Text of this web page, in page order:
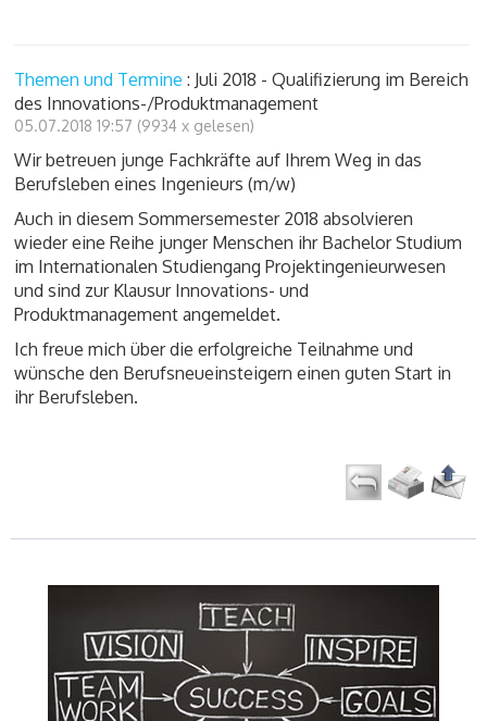
Themen und Termine : Juli 2018 - Qualifizierung im Bereich
des Innovations-/Produktmanagement
05.07.2018 19:57 (9934 x gelesen)
Wir betreuen junge Fachkräfte auf Ihrem Weg in das
Berufsleben eines Ingenieurs (m/w)
Auch in diesem Sommersemester 2018 absolvieren
wieder eine Reihe junger Menschen ihr Bachelor Studium
im Internationalen Studiengang Projektingenieurwesen
und sind zur Klausur Innovations- und
Produktmanagement angemeldet.
Ich freue mich über die erfolgreiche Teilnahme und
wünsche den Berufsneueinsteigern einen guten Start in
ihr Berufsleben.